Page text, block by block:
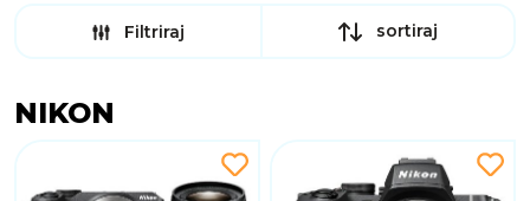
Filtriraj sortiraj
NIKON